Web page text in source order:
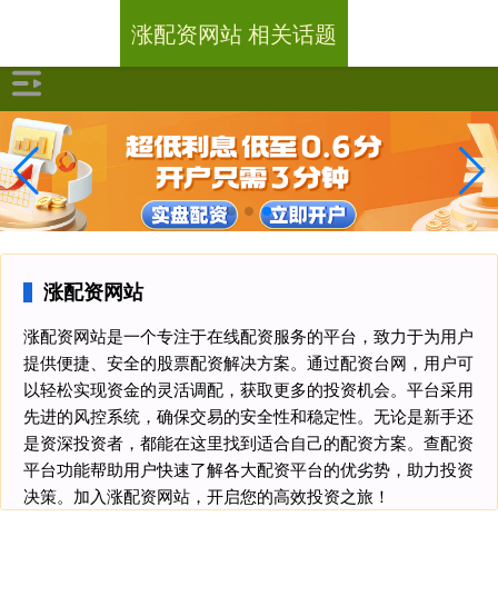
涨配资网站
涨配资网站是一个专注于在线配资服务的平台，致力于为用户
提供便捷、安全的股票配资解决方案。通过配资台网，用户可
以轻松实现资金的灵活调配，获取更多的投资机会。平台采用
先进的风控系统，确保交易的安全性和稳定性。无论是新手还
是资深投资者，都能在这里找到适合自己的配资方案。查配资
平台功能帮助用户快速了解各大配资平台的优劣势，助力投资
决策。加入涨配资网站，开启您的高效投资之旅！
涨配资网站 相关话题